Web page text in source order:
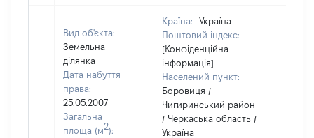
Вид об'єкта:
Земельна
ділянка
Дата набуття
права:
25.05.2007
Загальна
площа (м2):
Країна:
Україна
Поштовий індекс:
[Конфіденційна
інформація]
Населений пункт:
Боровиця /
Чигиринський район
/ Черкаська область /
Україна